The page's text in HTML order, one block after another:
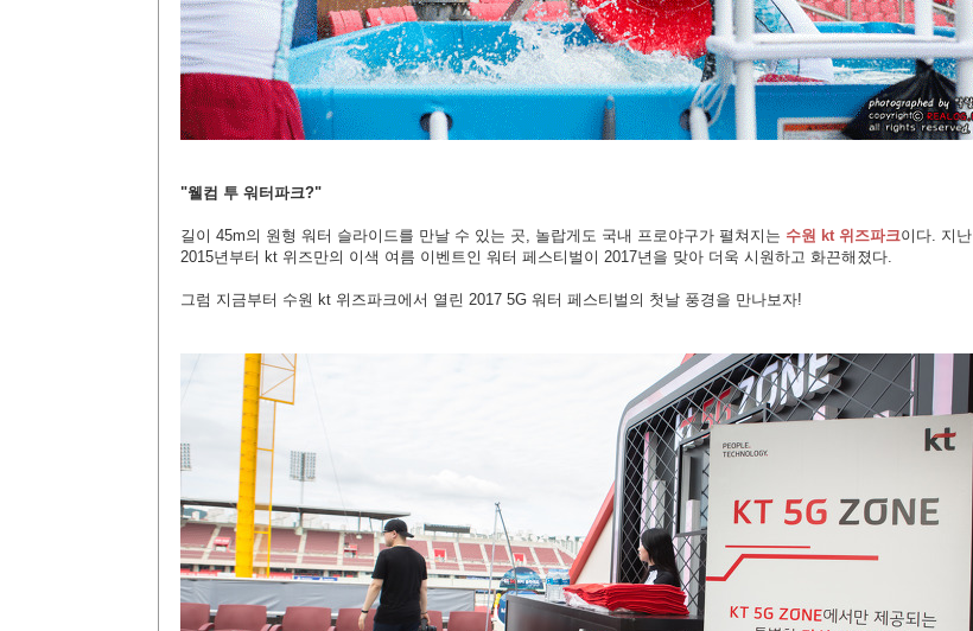
"웰컴 투 워터파크?"
길이 45m의 원형 워터 슬라이드를 만날 수 있는 곳, 놀랍게도 국내 프로야구가 펼쳐지는 수원 kt 위즈파크이다. 지난
2015년부터 kt 위즈만의 이색 여름 이벤트인 워터 페스티벌이 2017년을 맞아 더욱 시원하고 화끈해졌다.
그럼 지금부터 수원 kt 위즈파크에서 열린 2017 5G 워터 페스티벌의 첫날 풍경을 만나보자!